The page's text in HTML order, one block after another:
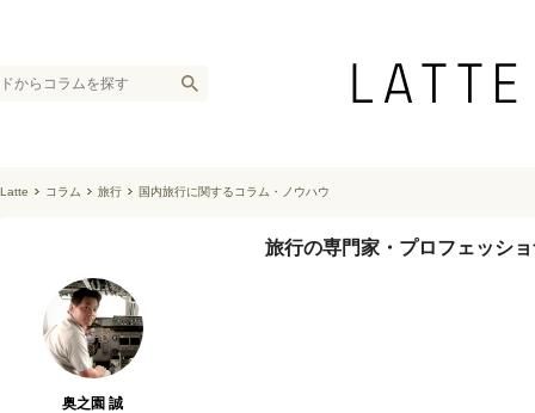
Latte コラム 旅行 国内旅行に関するコラム・ノウハウ
旅行の専門家・プロフェッシ
奥之園 誠